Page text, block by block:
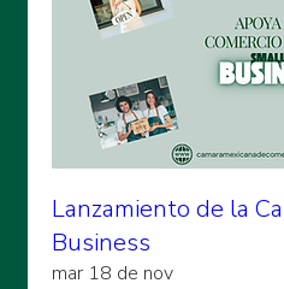
Lanzamiento de la
Business
mar 18 de nov